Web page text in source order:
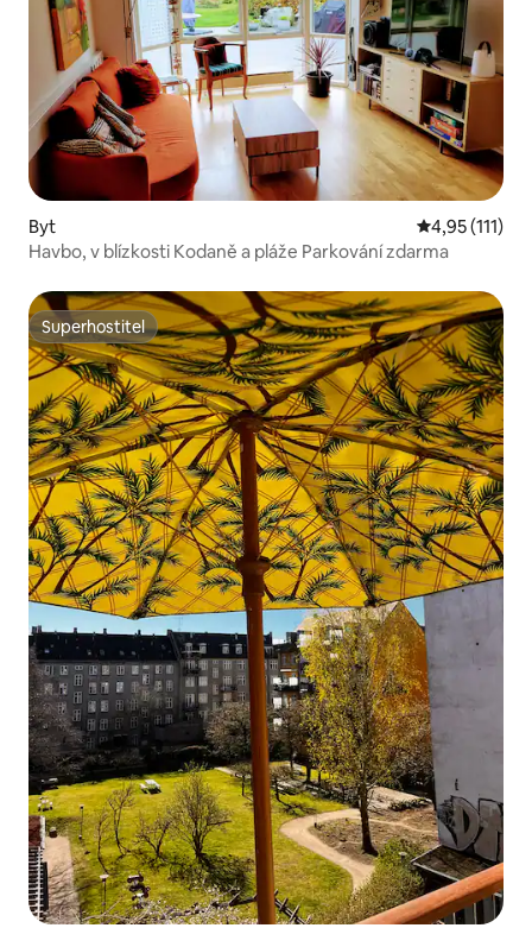
Byt Průměrné
4,95 (111)
Havbo, v blízkosti Kodaně a pláže Parkování zdarma
Superhostitel
Superhostitel